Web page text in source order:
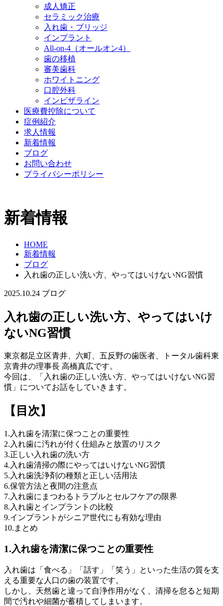
成人矯正
セラミック治療
入れ歯・ブリッジ
インプラント
All-on-4（オールオン4）
歯の移植
審美歯科
ホワイトニング
口腔外科
インビザライン
医療費控除について
症例紹介
求人情報
新着情報
ブログ
お問い合わせ
プライバシーポリシー
新着情報
HOME
新着情報
ブログ
入れ歯の正しい洗い方、やってはいけないNG習慣
2025.10.24 ブログ
入れ歯の正しい洗い方、やってはいけ
ないNG習慣
東京都足立区青井、六町、五反野の歯医者、トータル歯科東
京青井の理事長 高橋真広です。
今回は、「入れ歯の正しい洗い方、やってはいけないNG習
慣」についてお話をしていきます。
【目次】
1.入れ歯を清潔に保つことの重要性
2.入れ歯に汚れが付く仕組みと放置のリスク
3.正しい入れ歯の洗い方
4.入れ歯清掃の際にやってはいけないNG習慣
5.入れ歯洗浄剤の種類と正しい活用法
6.保管方法と夜間の注意点
7.入れ歯にまつわるトラブルとセルフケアの限界
8.入れ歯とインプラントの比較
9.インプラントがシニア世代にも有効な理由
10.まとめ
1.入れ歯を清潔に保つことの重要性
入れ歯は「食べる」「話す」「笑う」といった生活の質を支
える重要な人口の歯の装置です。
しかし、天然歯と違って自浄作用がなく、清掃を怠ると短期
間で汚れや細菌が蓄積してしまいます。